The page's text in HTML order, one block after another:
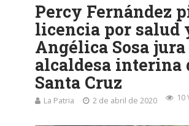
Percy Fernández
licencia por salud
Angélica Sosa jura
alcaldesa interina
Santa Cruz
La Patria 2 de abril de 2020 10